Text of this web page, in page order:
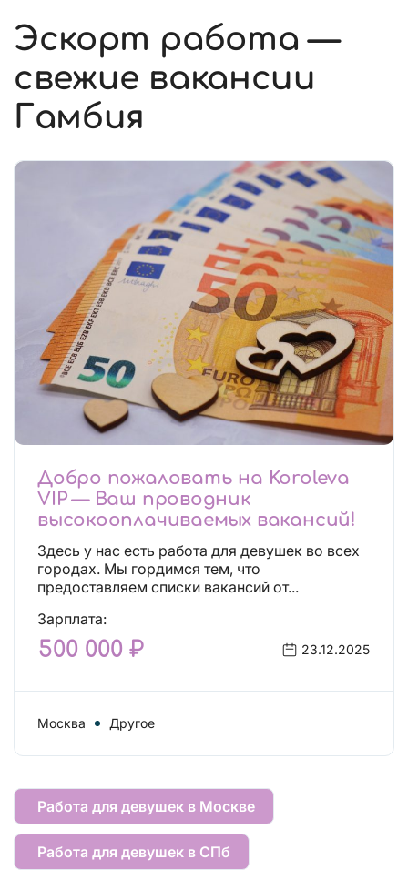
Эскорт работа —
свежие вакансии
Гамбия
Добро пожаловать на Koroleva
VIP — Ваш проводник
высокооплачиваемых вакансий!
Здесь у нас есть работа для девушек во всех
городах. Мы гордимся тем, что
предоставляем списки вакансий от...
Зарплата:
500 000 ₽ 23.12.2025
Москва Другое
Работа для девушек в Москве
Работа для девушек в СПб